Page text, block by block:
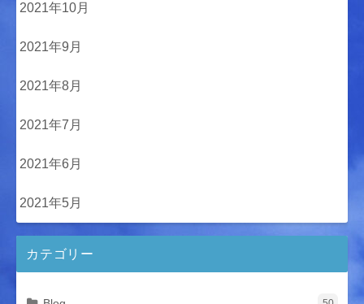
2021年10月
2021年9月
2021年8月
2021年7月
2021年6月
2021年5月
カテゴリー